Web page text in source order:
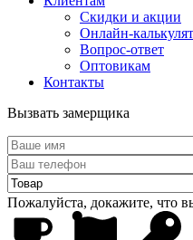
Скидки и акции
Онлайн-
Вопрос-ответ
Оптовикам
Контакты
Вызвать замерщика
Пожалуйста, докажите, что